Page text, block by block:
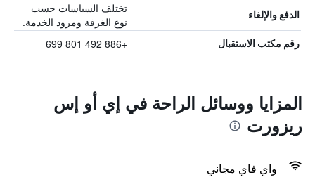
الدفع والإلغاء
تختلف السياسات حسب
نوع الغرفة ومزود الخدمة.
رقم مكتب الاستقبال +886 492 801 699
المزايا ووسائل الراحة في إي أو إس
ريزورت
واي فاي مجاني